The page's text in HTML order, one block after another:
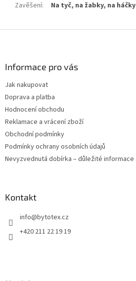
Zavěšení: Na tyč, na žabky, na háčky
Informace pro vás
Jak nakupovat
Doprava a platba
Hodnocení obchodu
Reklamace a vrácení zboží
Obchodní podmínky
Podmínky ochrany osobních údajů
Nevyzvednutá dobírka – důležité informace
Kontakt
info@bytotex.cz
+420 211 22 19 19